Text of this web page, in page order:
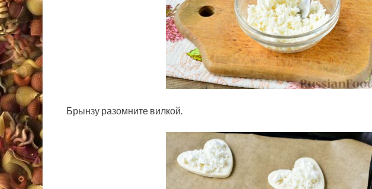
Брынзу разомните вилкой.